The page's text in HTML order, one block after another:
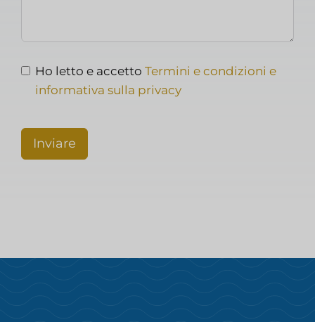
Ho letto e accetto Termini e condizioni e
informativa sulla privacy
Inviare